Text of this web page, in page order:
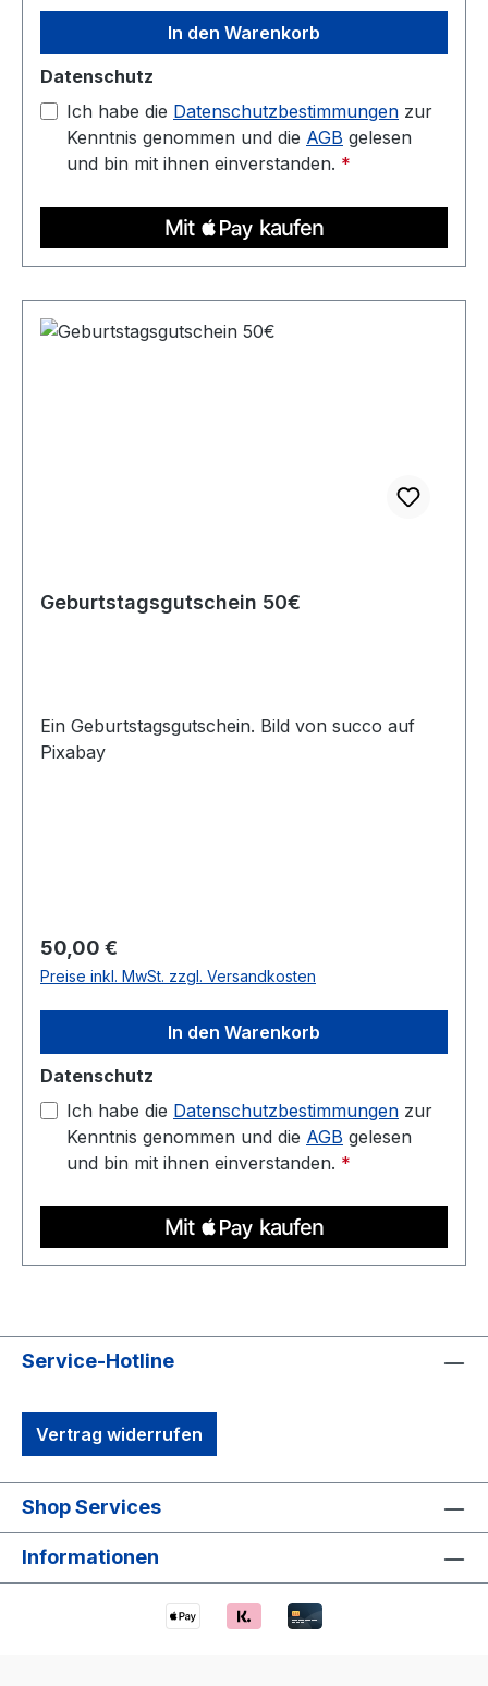
In den Warenkorb
Datenschutz
Ich habe die Datenschutzbestimmungen zur
Kenntnis genommen und die AGB gelesen
und bin mit ihnen einverstanden. *
Geburtstagsgutschein 50€
Ein Geburtstagsgutschein. Bild von succo auf
Pixabay
Regulärer Preis:
50,00 €
Preise inkl. MwSt. zzgl. Versandkosten
In den Warenkorb
Datenschutz
Ich habe die Datenschutzbestimmungen zur
Kenntnis genommen und die AGB gelesen
und bin mit ihnen einverstanden. *
Service-Hotline
Vertrag widerrufen
Shop Services
Informationen